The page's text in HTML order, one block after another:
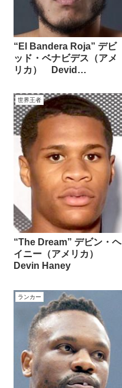
“El Bandera Roja” デビ
ッド・ベナビデス（アメ
リカ） Devid
世界王者
“The Dream” デビン・ヘ
イニー（アメリカ）
Devin Haney
ランカー